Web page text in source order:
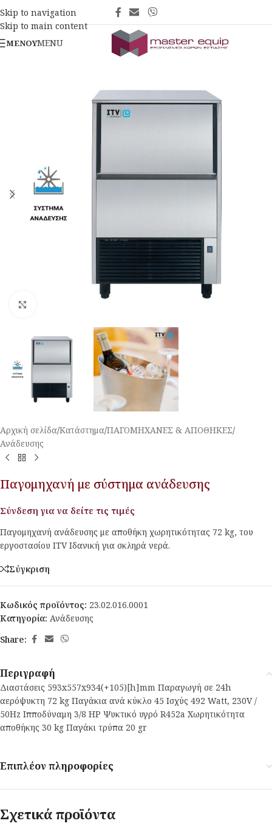
Skip to navigation
Skip to main content
ΜΕΝΟΎMENU
Αρχική σελίδα/Κατάστημα/ΠΑΓΟΜΗΧΑΝΕΣ & ΑΠΟΘΗΚΕΣ/
Ανάδευσης
Παγομηχανή με σύστημα ανάδευσης
Σύνδεση για να δείτε τις τιμές
Παγομηχανή ανάδευσης με αποθήκη χωρητικότητας 72 kg, του
εργοστασίου ITV Ιδανική για σκληρά νερά.
Σύγκριση
Κωδικός προϊόντος: 23.02.016.0001
Κατηγορία: Ανάδευσης
Share:
Περιγραφή
Διαστάσεις 593x557x934(+105)[h]mm Παραγωγή σε 24h
αερόψυκτη 72 kg Παγάκια ανά κύκλο 45 Ισχύς 492 Watt, 230V /
50Hz Ιπποδύναμη 3/8 HP Ψυκτικό υγρό R452a Χωρητικότητα
αποθήκης 30 kg Παγάκι τρύπα 20 gr
Επιπλέον πληροφορίες
Σχετικά προϊόντα